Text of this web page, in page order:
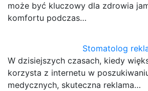
może być kluczowy dla zdrowia
komfortu podczas…
Stomatolog
W dzisiejszych czasach, kiedy
korzysta z internetu w
medycznych, skuteczna reklama…